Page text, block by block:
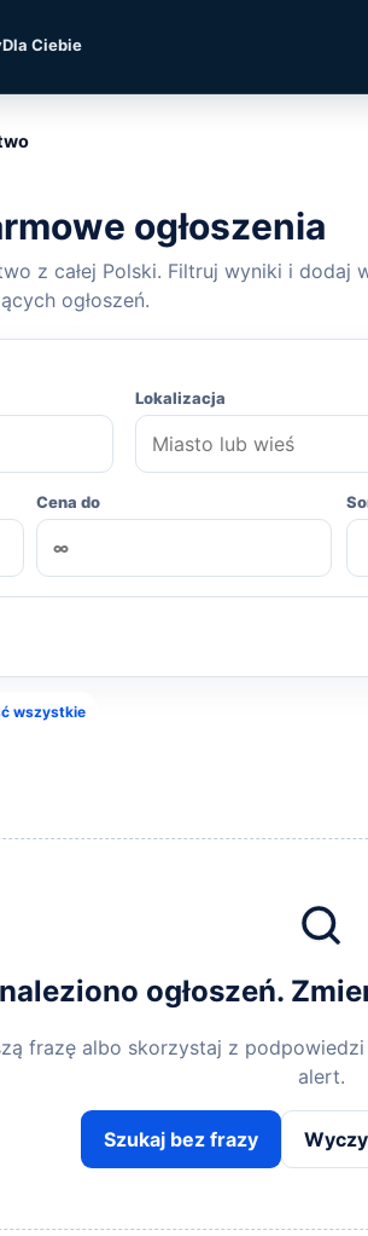
Dla Ciebie
ogłoszenia
z całej Polski. Filtruj wyniki i dodaj
ogłoszeń.
Lokalizacja
Cena do
wszystkie
ogłoszeń.
frazę albo skorzystaj z
alert.
Szukaj bez frazy